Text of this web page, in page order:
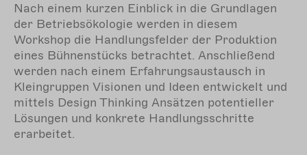
Nach einem kurzen Einblick in die Grundlagen
der Betriebsökologie werden in diesem
Workshop die Handlungsfelder der Produktion
eines Bühnenstücks betrachtet. Anschließend
werden nach einem Erfahrungsaustausch in
Kleingruppen Visionen und Ideen entwickelt und
mittels Design Thinking Ansätzen potentieller
Lösungen und konkrete Handlungsschritte
erarbeitet.